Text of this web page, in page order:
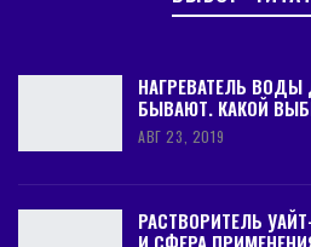
НАГРЕВАТЕЛЬ ВОДЫ
БЫВАЮТ. КАКОЙ
АВГ 23, 2019
РАСТВОРИТЕЛЬ